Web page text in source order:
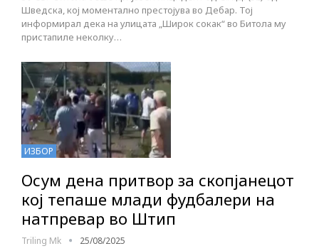
Шведска, кој моментално престојува во Дебар. Тој
информирал дека на улицата „Широк сокак“ во Битола му
пристапиле неколку…
ИЗБОР
Осум дена притвор за скопјанецот
кој тепаше млади фудбалери на
натпревар во Штип
Triling Mk 25/08/2025